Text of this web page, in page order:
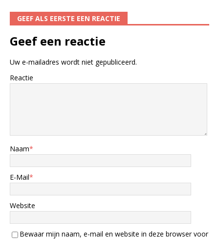
GEEF ALS EERSTE EEN REACTIE
Geef een reactie
Uw e-mailadres wordt niet gepubliceerd.
Reactie
Naam*
E-Mail*
Website
Bewaar mijn naam, e-mail en website in deze browser voor